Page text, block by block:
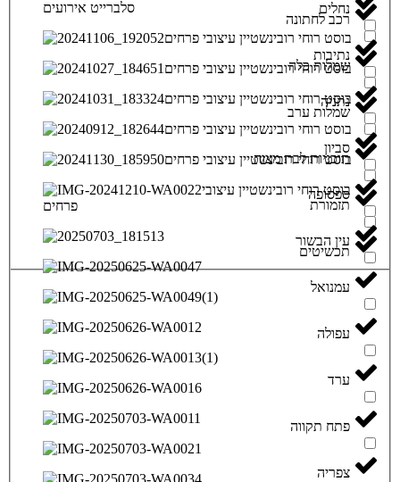
רכב לחתונה
שמלות כלה
שמלות ערב
תוכניות לבת מצוה
תזמורת
תכשיטים
נחלים
נתיבות
נתניה
סביון
ספסופה
עין הבשור
עמנואל
עפולה
ערד
פתח תקווה
צפריה